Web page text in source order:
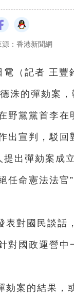
源：香港新聞網
（記者 王豐
洙的彈劾案
野黨黨首李在
出宣判，駁
出彈劾案成
任命憲法法
表對國民談話
對國政運營
劾案的結果，